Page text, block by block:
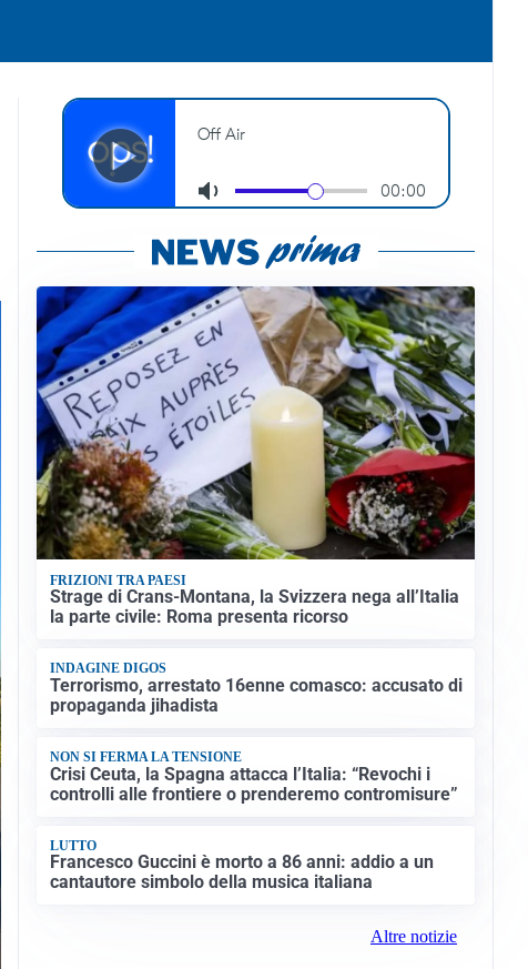
FRIZIONI TRA PAESI
Strage di Crans-Montana, la Svizzera nega all’Italia
la parte civile: Roma presenta ricorso
INDAGINE DIGOS
Terrorismo, arrestato 16enne comasco: accusato di
propaganda jihadista
NON SI FERMA LA TENSIONE
Crisi Ceuta, la Spagna attacca l’Italia: “Revochi i
controlli alle frontiere o prenderemo contromisure”
LUTTO
Francesco Guccini è morto a 86 anni: addio a un
cantautore simbolo della musica italiana
Altre notizie